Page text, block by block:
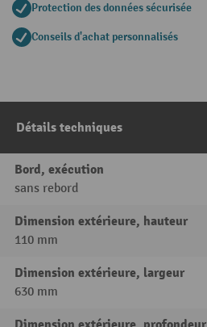
Protection des données sécurisée
Conseils d'achat personnalisés
Détails techniques
Bord, exécution
sans rebord
Dimension extérieure, hauteur
110 mm
Dimension extérieure, largeur
630 mm